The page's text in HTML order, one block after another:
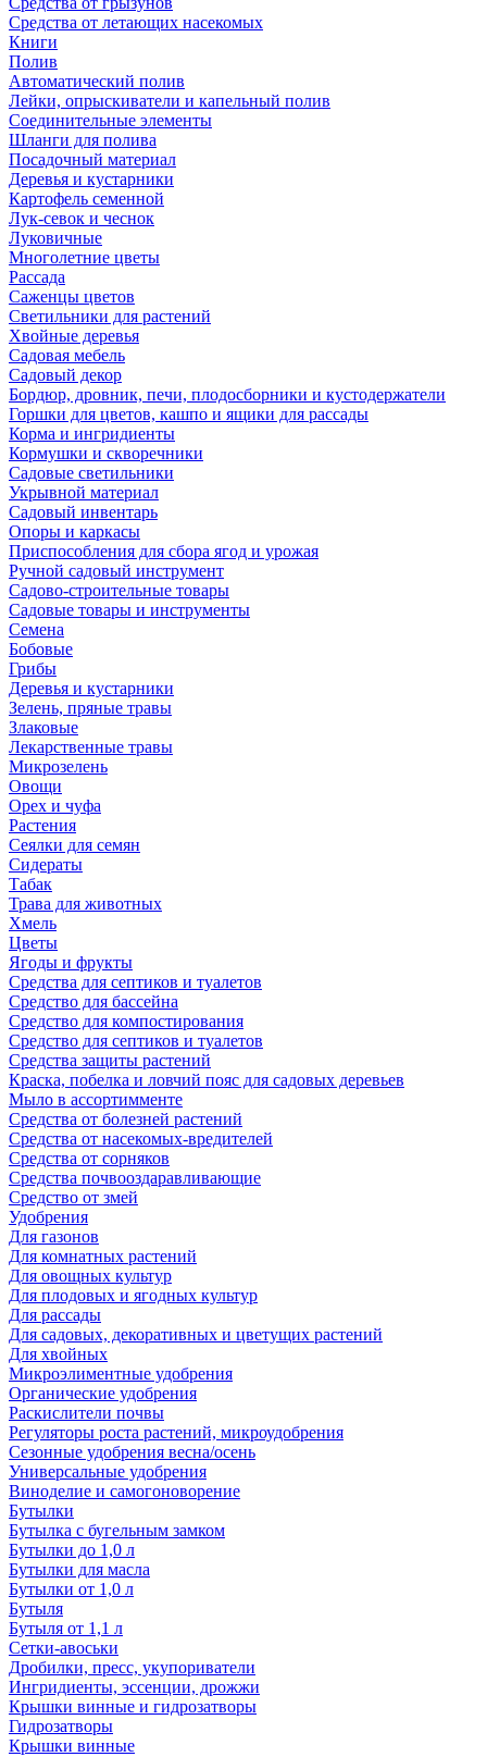
Средства от летающих насекомых
Книги
Полив
Автоматический полив
Лейки, опрыскиватели и капельный полив
Соединительные элементы
Шланги для полива
Посадочный материал
Деревья и кустарники
Картофель семенной
Лук-севок и чеснок
Луковичные
Многолетние цветы
Рассада
Саженцы цветов
Светильники для растений
Хвойные деревья
Садовая мебель
Садовый декор
Бордюр, дровник, печи, плодосборники и кустодержатели
Горшки для цветов, кашпо и ящики для рассады
Корма и ингридиенты
Кормушки и скворечники
Садовые светильники
Укрывной материал
Садовый инвентарь
Опоры и каркасы
Приспособления для сбора ягод и урожая
Ручной садовый инструмент
Садово-строительные товары
Садовые товары и инструменты
Семена
Бобовые
Грибы
Деревья и кустарники
Зелень, пряные травы
Злаковые
Лекарственные травы
Микрозелень
Овощи
Орех и чуфа
Растения
Сеялки для семян
Сидераты
Табак
Трава для животных
Хмель
Цветы
Ягоды и фрукты
Средства для септиков и туалетов
Средство для бассейна
Средство для компостирования
Средство для септиков и туалетов
Средства защиты растений
Краска, побелка и ловчий пояс для садовых деревьев
Мыло в ассортимменте
Средства от болезней растений
Средства от насекомых-вредителей
Средства от сорняков
Средства почвооздаравливающие
Средство от змей
Удобрения
Для газонов
Для комнатных растений
Для овощных культур
Для плодовых и ягодных культур
Для рассады
Для садовых, декоративных и цветущих растений
Для хвойных
Микроэлиментные удобрения
Органические удобрения
Раскислители почвы
Регуляторы роста растений, микроудобрения
Сезонные удобрения весна/осень
Универсальные удобрения
Виноделие и самогоноворение
Бутылки
Бутылка с бугельным замком
Бутылки до 1,0 л
Бутылки для масла
Бутылки от 1,0 л
Бутыля
Бутыля от 1,1 л
Сетки-авоськи
Дробилки, пресс, укупориватели
Ингридиенты, эссенции, дрожжи
Крышки винные и гидрозатворы
Гидрозатворы
Крышки винные